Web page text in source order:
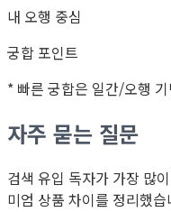
내 오행 중심
궁합 포인트
* 빠른 궁합은 일간/오행
자주 묻는 질문
검색 유입 독자가 가장 많
미엄 상품 차이를 정리했습